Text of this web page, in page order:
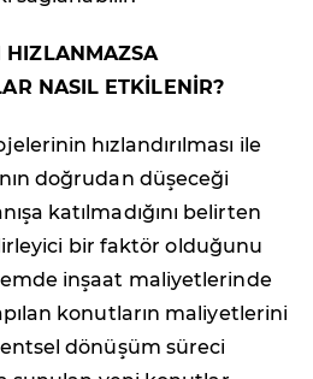
HIZLANMAZSA
NASIL ETKİLENİR?
hızlandırılması ile
doğrudan düşeceği
katılmadığını belirten
bir faktör olduğunu
inşaat maliyetlerinde
konutların maliyetlerini
dönüşüm süreci